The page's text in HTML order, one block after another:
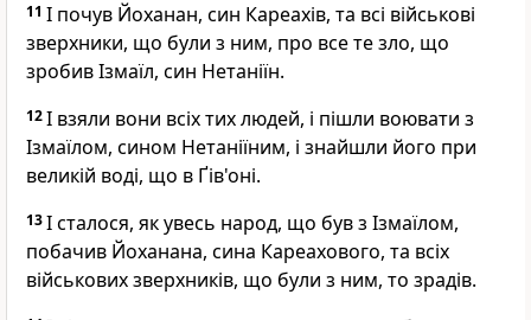
11 І почув Йоханан, син Кареахів, та всі військові
зверхники, що були з ним, про все те зло, що
зробив Ізмаїл, син Нетаніїн.
12І взяли вони всіх тих людей, і пішли воювати з
Ізмаїлом, сином Нетаніїним, і знайшли його при
великій воді, що в Ґів'оні.
13І сталося, як увесь народ, що був з Ізмаїлом,
побачив Йоханана, сина Кареахового, та всіх
військових зверхників, що були з ним, то зрадів.